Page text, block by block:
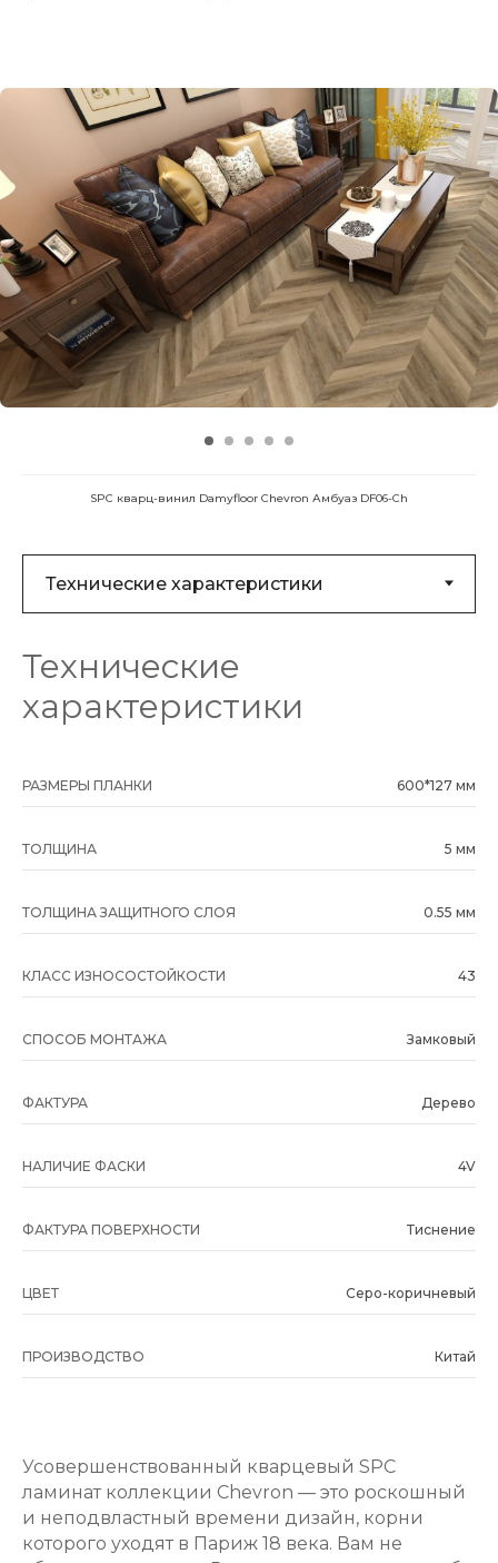
SPC кварц-винил Damyfloor Chevron Амбуаз DF06-Ch
Технические
характеристики
РАЗМЕРЫ ПЛАНКИ 600*127 мм
ТОЛЩИНА 5 мм
ТОЛЩИНА ЗАЩИТНОГО СЛОЯ 0.55 мм
КЛАСС ИЗНОСОСТОЙКОСТИ 43
СПОСОБ МОНТАЖА Замковый
ФАКТУРА Дерево
НАЛИЧИЕ ФАСКИ 4V
ФАКТУРА ПОВЕРХНОСТИ Тиснение
ЦВЕТ Серо-коричневый
ПРОИЗВОДСТВО Китай
Усовершенствованный кварцевый SPC
ламинат коллекции Chevron — это роскошный
и неподвластный времени дизайн, корни
которого уходят в Париж 18 века. Вам не